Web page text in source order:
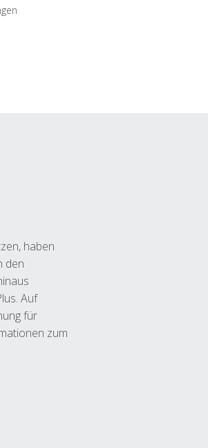
haben
den
Auf
für
zum